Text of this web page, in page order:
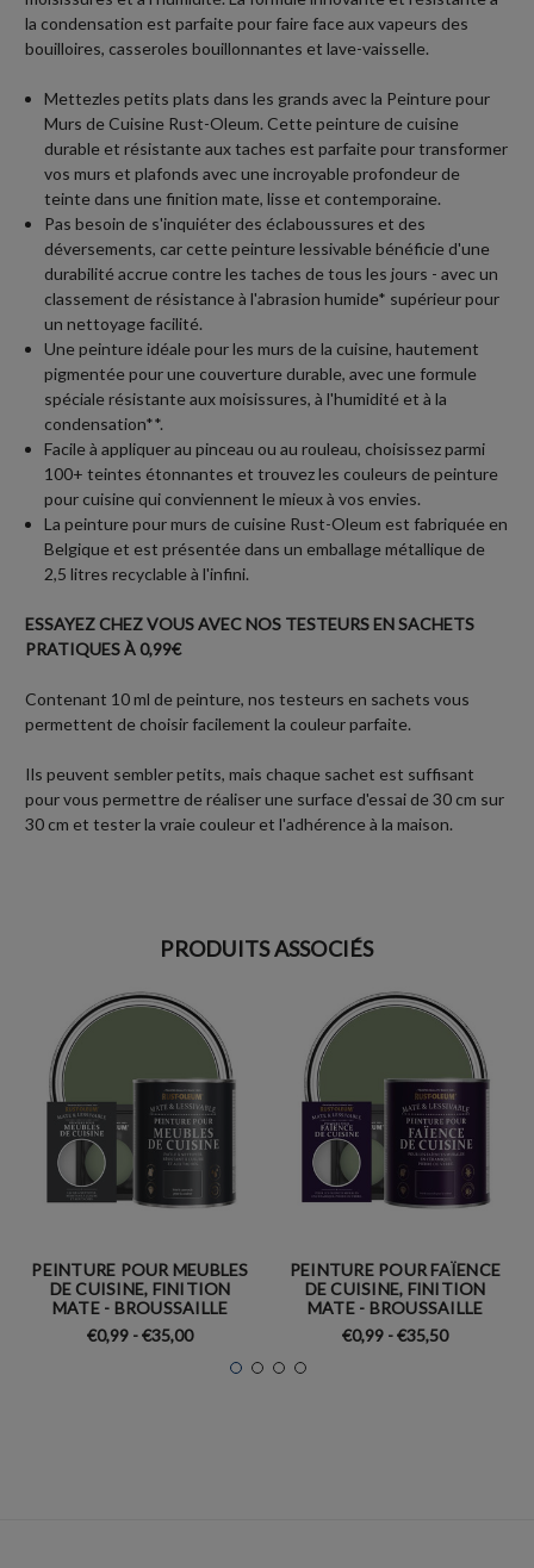
la condensation est parfaite pour faire face aux vapeurs des
bouilloires, casseroles bouillonnantes et lave-vaisselle.
Mettezles petits plats dans les grands avec la Peinture pour
Murs de Cuisine Rust-Oleum. Cette peinture de cuisine
durable et résistante aux taches est parfaite pour transformer
vos murs et plafonds avec une incroyable profondeur de
teinte dans une finition mate, lisse et contemporaine.
Pas besoin de s'inquiéter des éclaboussures et des
déversements, car cette peinture lessivable bénéficie d'une
durabilité accrue contre les taches de tous les jours - avec un
classement de résistance à l'abrasion humide* supérieur pour
un nettoyage facilité.
Une peinture idéale pour les murs de la cuisine, hautement
pigmentée pour une couverture durable, avec une formule
spéciale résistante aux moisissures, à l'humidité et à la
condensation**.
Facile à appliquer au pinceau ou au rouleau, choisissez parmi
100+ teintes étonnantes et trouvez les couleurs de peinture
pour cuisine qui conviennent le mieux à vos envies.
La peinture pour murs de cuisine Rust-Oleum est fabriquée en
Belgique et est présentée dans un emballage métallique de
2,5 litres recyclable à l'infini.
ESSAYEZ CHEZ VOUS AVEC NOS TESTEURS EN SACHETS
PRATIQUES À 0,99€
Contenant 10 ml de peinture, nos testeurs en sachets vous
permettent de choisir facilement la couleur parfaite.
Ils peuvent sembler petits, mais chaque sachet est suffisant
pour vous permettre de réaliser une surface d'essai de 30 cm sur
30 cm et tester la vraie couleur et l'adhérence à la maison.
PRODUITS ASSOCIÉS
PEINTURE POUR MEUBLES
DE CUISINE, FINITION
MATE - BROUSSAILLE
€0,99 - €35,00
PEINTURE POUR FAÏENCE
DE CUISINE, FINITION
MATE - BROUSSAILLE
€0,99 - €35,50